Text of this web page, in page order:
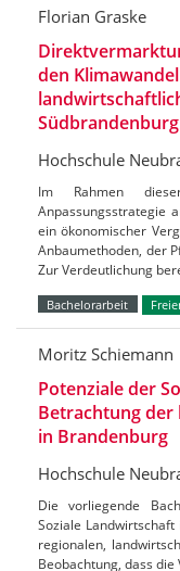
Florian Graske
den
Südbrandenburg
Hochschule
Im Rahmen
Anpassungsstrategie
ein ökonomischer
Anbaumethoden, der
Zur Verdeutlichung
Bachelorarbeit
Moritz Schiemann
Potenziale der
Betrachtung
in Brandenburg
Hochschule
Die vorliegende
Soziale
regionalen,
Beobachtung, dass